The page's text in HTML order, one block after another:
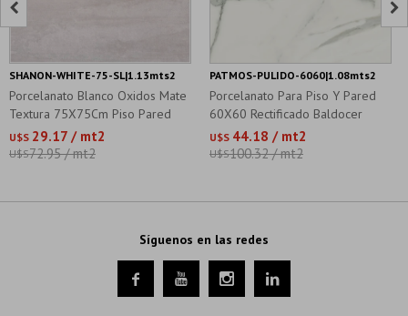
Porcelanato Blanco Oxidos Mate
Textura 75X75Cm Piso Pared
U$S 29.17 / mt2
U$S72.95 / mt2
SHANON-WHITE-75-SL|1.13mts2
Porcelanato Para Piso Y Pared
60X60 Rectificado Baldocer
U$S 44.18 / mt2
U$S100.32 / mt2
PATMOS-PULIDO-6060|1.08mts2
 
Síguenos en las redes
   